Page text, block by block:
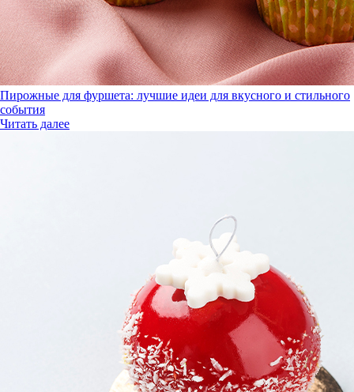
Пирожные для фуршета: лучшие идеи для вкусного и стильного
события
Читать далее